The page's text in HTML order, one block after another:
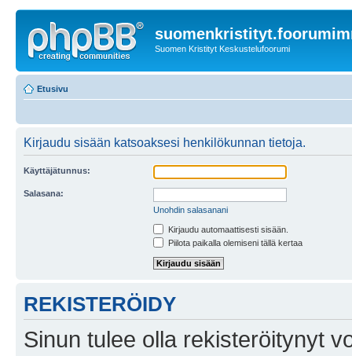
Suomen Kristityt Keskustelufoorumi
Etusivu
Kirjaudu sisään katsoaksesi henkilökunnan tietoja.
Käyttäjätunnus:
Salasana:
Unohdin salasanani
Kirjaudu automaattisesti sisään.
Piilota paikalla olemiseni tällä kertaa
REKISTERÖIDY
Sinun tulee olla rekisteröitynyt